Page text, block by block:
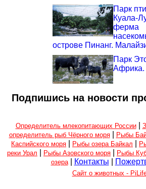
Парк
Куала-
ферма
острове Пинанг.
Парк
Африка.
Подпишись на новости
Определитель млекопитающих России|
определитель рыб Чёрного моря| Рыбы
Каспийского моря
Рыбы озера Байкал
реки Урал
Рыбы Азовского моря Рыбы
озера| Контакты
Сайт о животных -